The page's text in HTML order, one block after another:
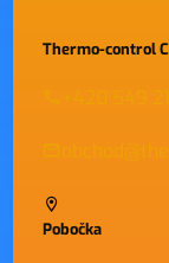
Thermo-control
Pobočka